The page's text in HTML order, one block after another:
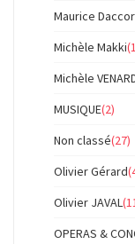
Maurice
Michèle Makki
Michèle
MUSIQUE(2)
Non classé(27)
Olivier Gérard
Olivier JAVAL
OPERAS &